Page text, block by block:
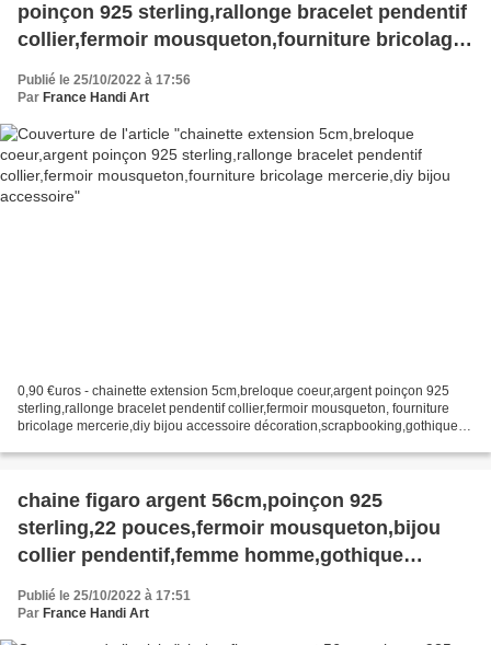
poinçon 925 sterling,rallonge bracelet pendentif
collier,fermoir mousqueton,fourniture bricolage
mercerie,diy bijou accessoire
Publié le 25/10/2022 à 17:56
Par France Handi Art
0,90 €uros - chainette extension 5cm,breloque coeur,argent poinçon 925
sterling,rallonge bracelet pendentif collier,fermoir mousqueton, fourniture
bricolage mercerie,diy bijou accessoire décoration,scrapbooking,gothique
chaine figaro argent 56cm,poinçon 925
sterling,22 pouces,fermoir mousqueton,bijou
collier pendentif,femme homme,gothique
victorien,kawaii,cadeau fete
Publié le 25/10/2022 à 17:51
Par France Handi Art